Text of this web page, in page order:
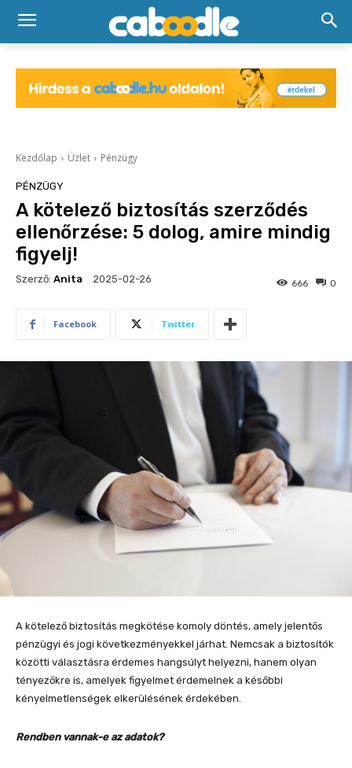
Kezdőlap Üzlet Pénzügy
PÉNZÜGY
A kötelező biztosítás szerződés
ellenőrzése: 5 dolog, amire mindig
figyelj!
Szerző: Anita 2025-02-26 0
666
Facebook Twitter
A kötelező biztosítás megkötése komoly döntés, amely jelentős
pénzügyi és jogi következményekkel járhat. Nemcsak a biztosítók
közötti választásra érdemes hangsúlyt helyezni, hanem olyan
tényezőkre is, amelyek figyelmet érdemelnek a későbbi
kényelmetlenségek elkerülésének érdekében.
Rendben vannak-e az adatok?